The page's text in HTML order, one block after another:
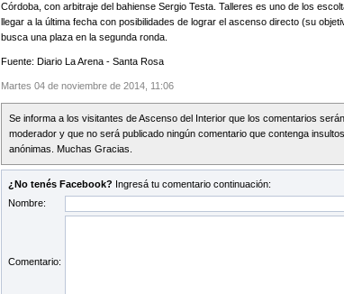
Córdoba, con arbitraje del bahiense Sergio Testa. Talleres es uno de los
llegar a la última fecha con posibilidades de lograr el ascenso directo (su
busca una plaza en la segunda ronda.
Fuente: Diario La Arena - Santa Rosa
Martes 04 de noviembre de 2014, 11:06
Se informa a los visitantes de Ascenso del Interior que los comentarios
moderador y que no será publicado ningún comentario que contenga
anónimas. Muchas Gracias.
¿No tenés Facebook? Ingresá tu comentario continuación:
Nombre:
Comentario: